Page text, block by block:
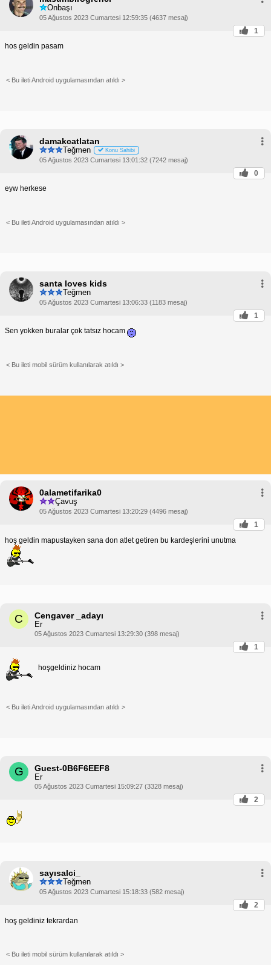
Onbaşı
05 Ağustos 2023 Cumartesi 12:59:35 (4637 mesaj)
1
hos geldin pasam
< Bu ileti Android uygulamasından atıldı >
damakcatlatan
Teğmen Konu Sahibi
05 Ağustos 2023 Cumartesi 13:01:32 (7242 mesaj)
0
eyw herkese
< Bu ileti Android uygulamasından atıldı >
santa loves kids
Teğmen
05 Ağustos 2023 Cumartesi 13:06:33 (1183 mesaj)
1
Sen yokken buralar çok tatsız hocam
< Bu ileti mobil sürüm kullanılarak atıldı >
0alametifarika0
Çavuş
05 Ağustos 2023 Cumartesi 13:20:29 (4496 mesaj)
1
hoş geldin mapustayken sana don atlet getiren bu kardeşlerini unutma
C Cengaver _adayı
Er
05 Ağustos 2023 Cumartesi 13:29:30 (398 mesaj)
1
hoşgeldiniz hocam
< Bu ileti Android uygulamasından atıldı >
G Guest-0B6F6EEF8
Er
05 Ağustos 2023 Cumartesi 15:09:27 (3328 mesaj)
2
sayısalci_
Teğmen
05 Ağustos 2023 Cumartesi 15:18:33 (582 mesaj)
2
hoş geldiniz tekrardan
< Bu ileti mobil sürüm kullanılarak atıldı >